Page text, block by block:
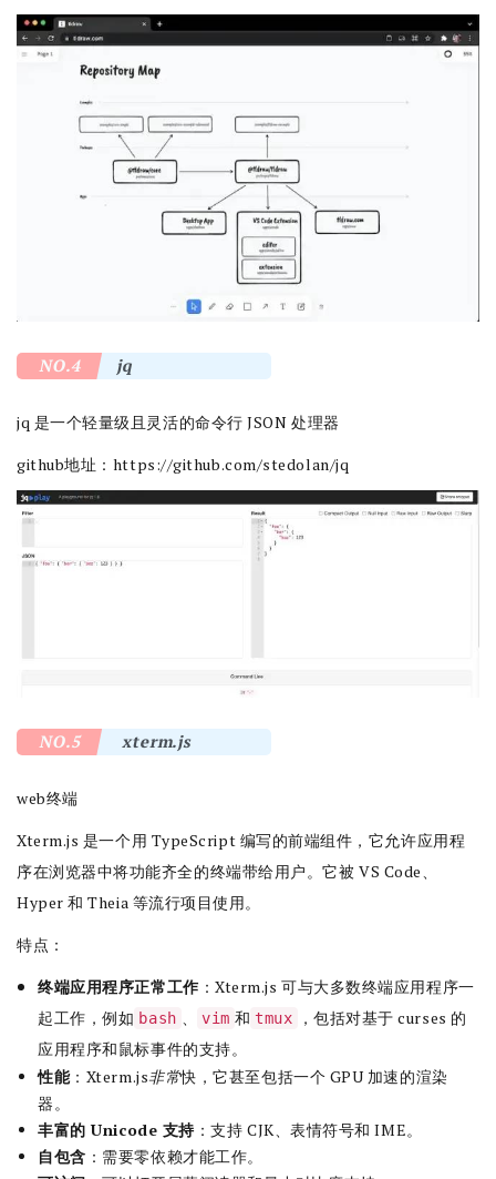
NO.4 jq
jq 是一个轻量级且灵活的命令行 JSON 处理器
github地址： https://github.com/stedolan/jq
NO.5 xterm.js
web终端
Xterm.js 是一个用 TypeScript 编写的前端组件，它允许应用程
序在浏览器中将功能齐全的终端带给用户。它被 VS Code、
Hyper 和 Theia 等流行项目使用。
特点：
终端应用程序正常工作 ：Xterm.js 可与大多数终端应用程序一
起工作，例如 bash 、 vim 和 tmux
，包括对基于 curses 的
应用程序和鼠标事件的支持。
性能：Xterm.js非常快，它甚至包括一个 GPU 加速的渲染
器。
丰富的 Unicode 支持：支持 CJK、表情符号和 IME。
自包含 ：需要零依赖才能工作。